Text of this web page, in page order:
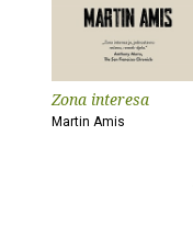
Zona interesa
Martin Amis